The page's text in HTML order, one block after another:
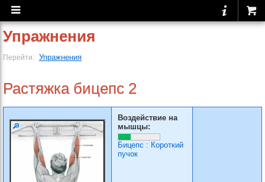
Упражнения
Перейти: Упражнения
Растяжка бицепс 2
Воздействие на
мышцы:
Бицепс : Короткий
пучок